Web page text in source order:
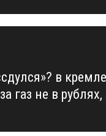
в
газ не в рублях,